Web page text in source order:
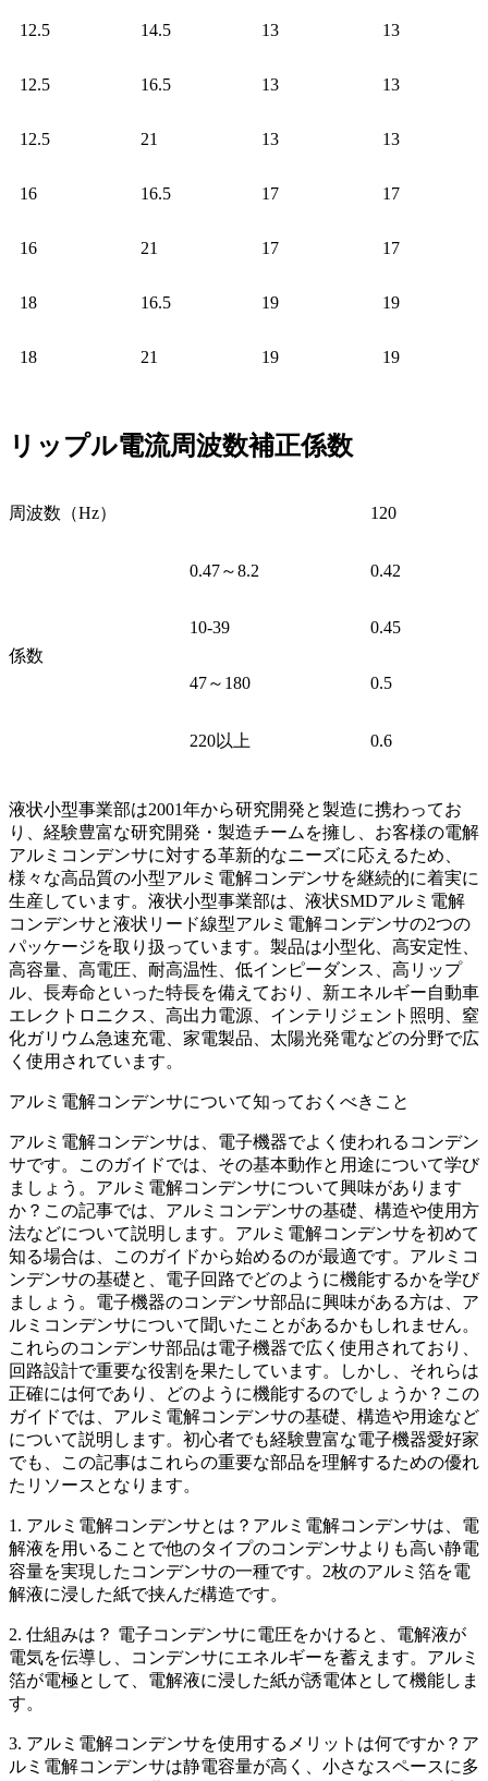
12.5 14.5 13 13
12.5 16.5 13 13
12.5 21 13 13
16 16.5 17 17
16 21 17 17
18 16.5 19 19
18 21 19 19
リップル電流周波数補正係数
周波数（Hz） 120
係数
0.47～8.2 0.42
10-39 0.45
47～180 0.5
220以上 0.6
液状小型事業部は2001年から研究開発と製造に携わってお
り、経験豊富な研究開発・製造チームを擁し、お客様の電解
アルミコンデンサに対する革新的なニーズに応えるため、
様々な高品質の小型アルミ電解コンデンサを継続的に着実に
生産しています。液状小型事業部は、液状SMDアルミ電解
コンデンサと液状リード線型アルミ電解コンデンサの2つの
パッケージを取り扱っています。製品は小型化、高安定性、
高容量、高電圧、耐高温性、低インピーダンス、高リップ
ル、長寿命といった特長を備えており、新エネルギー自動車
エレクトロニクス、高出力電源、インテリジェント照明、窒
化ガリウム急速充電、家電製品、太陽光発電などの分野で広
く使用されています。
アルミ電解コンデンサについて知っておくべきこと
アルミ電解コンデンサは、電子機器でよく使われるコンデン
サです。このガイドでは、その基本動作と用途について学び
ましょう。アルミ電解コンデンサについて興味があります
か？この記事では、アルミコンデンサの基礎、構造や使用方
法などについて説明します。アルミ電解コンデンサを初めて
知る場合は、このガイドから始めるのが最適です。アルミコ
ンデンサの基礎と、電子回路でどのように機能するかを学び
ましょう。電子機器のコンデンサ部品に興味がある方は、ア
ルミコンデンサについて聞いたことがあるかもしれません。
これらのコンデンサ部品は電子機器で広く使用されており、
回路設計で重要な役割を果たしています。しかし、それらは
正確には何であり、どのように機能するのでしょうか？この
ガイドでは、アルミ電解コンデンサの基礎、構造や用途など
について説明します。初心者でも経験豊富な電子機器愛好家
でも、この記事はこれらの重要な部品を理解するための優れ
たリソースとなります。
1. アルミ電解コンデンサとは？アルミ電解コンデンサは、電
解液を用いることで他のタイプのコンデンサよりも高い静電
容量を実現したコンデンサの一種です。2枚のアルミ箔を電
解液に浸した紙で挟んだ構造です。
2. 仕組みは？ 電子コンデンサに電圧をかけると、電解液が
電気を伝導し、コンデンサにエネルギーを蓄えます。アルミ
箔が電極として、電解液に浸した紙が誘電体として機能しま
す。
3. アルミ電解コンデンサを使用するメリットは何ですか？ア
ルミ電解コンデンサは静電容量が高く、小さなスペースに多